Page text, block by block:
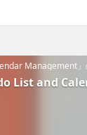
Management
List and